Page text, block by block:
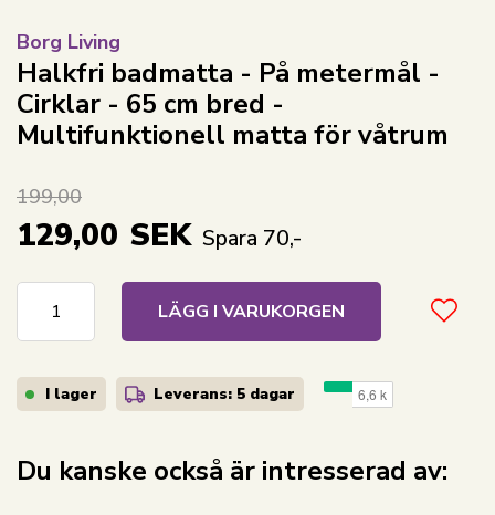
Borg Living
Halkfri badmatta - På metermål -
Cirklar - 65 cm bred -
Multifunktionell matta för våtrum
199,00
129,00 SEK Spara 70,-
LÄGG I VARUKORGEN
I lager Leverans: 5 dagar
Du kanske också är intresserad av: